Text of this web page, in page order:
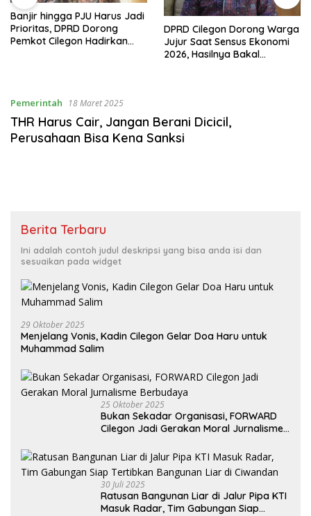
Banjir hingga PJU Harus Jadi
Prioritas, DPRD Dorong
Pemkot Cilegon Hadirkan
DPRD Cilegon Dorong Warga
Jujur Saat Sensus Ekonomi
2026, Hasilnya Bakal
Pemerintah
18 Maret 2025
THR Harus Cair, Jangan Berani Dicicil,
Perusahaan Bisa Kena Sanksi
Berita Terbaru
Ini adalah contoh judul deskripsi yang bisa anda isi dan
sesuaikan pada widget
29 Oktober 2025
Menjelang Vonis, Kadin Cilegon Gelar Doa Haru untuk
Muhammad Salim
25 Oktober 2025
Bukan Sekadar Organisasi, FORWARD
Cilegon Jadi Gerakan Moral Jurnalisme
30 Juli 2025
Ratusan Bangunan Liar di Jalur Pipa KTI
Masuk Radar, Tim Gabungan Siap